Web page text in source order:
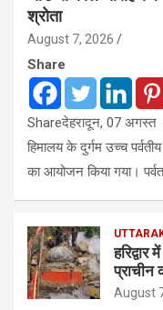
श्रोता
August 7, 2026
Share
Shareदेहरादून, 07 अगस्त
हिमालय के दुर्गम उच्च
का आयोजन किया गया।
प्राचीन
August